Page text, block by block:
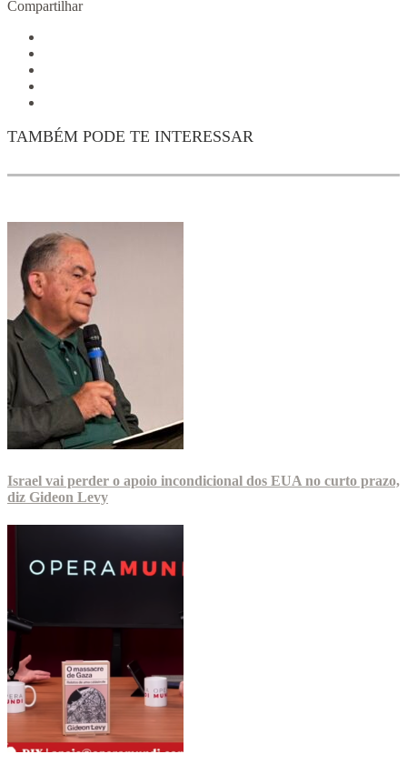
Compartilhar
TAMBÉM PODE TE INTERESSAR
Israel vai perder o apoio incondicional dos EUA no curto prazo,
diz Gideon Levy